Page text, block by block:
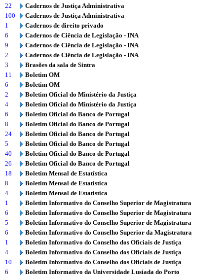
22
Cadernos de Justiça Administrativa
100
Cadernos de Justiça Administrativa
1
Cadernos de direito privado
6
Cadernos de Ciência de Legislação - INA
9
Cadernos de Ciência de Legislação - INA
2
Cadernos de Ciência de Legislação - INA
3
Brasões da sala de Sintra
11
Boletim OM
6
Boletim OM
2
Boletim Oficial do Ministério da Justiça
4
Boletim Oficial do Ministério da Justiça
6
Boletim Oficial do Banco de Portugal
8
Boletim Oficial do Banco de Portugal
24
Boletim Oficial do Banco de Portugal
5
Boletim Oficial do Banco de Portugal
40
Boletim Oficial do Banco de Portugal
26
Boletim Oficial do Banco de Portugal
18
Boletim Mensal de Estatística
8
Boletim Mensal de Estatística
4
Boletim Mensal de Estatística
1
Boletim Informativo do Conselho Superior de Magistratura
6
Boletim Informativo do Conselho Superior de Magistratura
5
Boletim Informativo do Conselho Superior de Magistratura
6
Boletim Informativo do Conselho Superior da Magistratura
1
Boletim Informativo do Conselho dos Oficiais de Justiça
4
Boletim Informativo do Conselho dos Oficiais de Justiça
10
Boletim Informativo do Conselho dos Oficiais de Justiça
6
Boletim Informativo da Universidade Lusíada do Porto